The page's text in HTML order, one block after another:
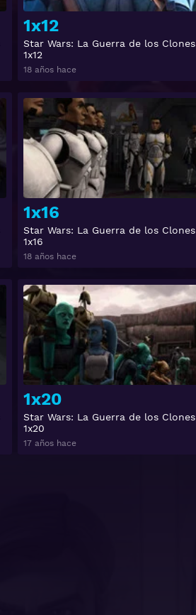
1x12
Star Wars: La Guerra de los Clones
1x12
18 años hace
Ver
1x16
Star Wars: La Guerra de los Clones
1x16
18 años hace
Ver
1x20
Star Wars: La Guerra de los Clones
1x20
17 años hace